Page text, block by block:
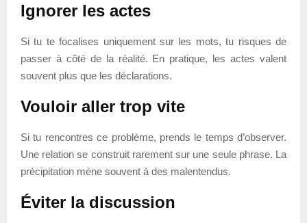
Ignorer les actes
Si tu te focalises uniquement sur les mots, tu risques de
passer à côté de la réalité. En pratique, les actes valent
souvent plus que les déclarations.
Vouloir aller trop vite
Si tu rencontres ce problème, prends le temps d’observer.
Une relation se construit rarement sur une seule phrase. La
précipitation mène souvent à des malentendus.
Éviter la discussion